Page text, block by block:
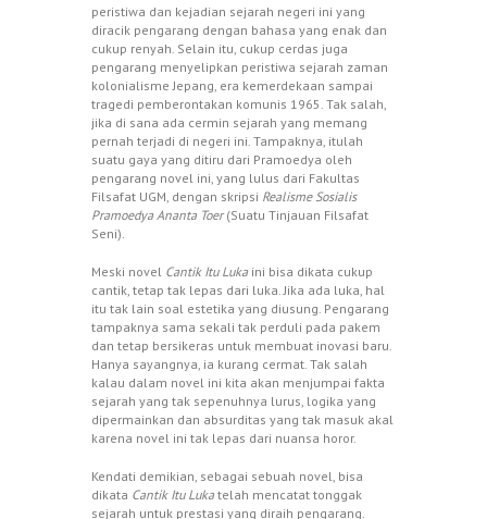
peristiwa dan kejadian sejarah negeri ini yang
diracik pengarang dengan bahasa yang enak dan
cukup renyah. Selain itu, cukup cerdas juga
pengarang menyelipkan peristiwa sejarah zaman
kolonialisme Jepang, era kemerdekaan sampai
tragedi pemberontakan komunis 1965. Tak salah,
jika di sana ada cermin sejarah yang memang
pernah terjadi di negeri ini. Tampaknya, itulah
suatu gaya yang ditiru dari Pramoedya oleh
pengarang novel ini, yang lulus dari Fakultas
Filsafat UGM, dengan skripsi Realisme Sosialis
Pramoedya Ananta Toer(Suatu Tinjauan Filsafat
Seni).
Meski novel Cantik Itu Luka ini bisa dikata cukup
cantik, tetap tak lepas dari luka. Jika ada luka, hal
itu tak lain soal estetika yang diusung. Pengarang
tampaknya sama sekali tak perduli pada pakem
dan tetap bersikeras untuk membuat inovasi baru.
Hanya sayangnya, ia kurang cermat. Tak salah
kalau dalam novel ini kita akan menjumpai fakta
sejarah yang tak sepenuhnya lurus, logika yang
dipermainkan dan absurditas yang tak masuk akal
karena novel ini tak lepas dari nuansa horor.
Kendati demikian, sebagai sebuah novel, bisa
dikata Cantik Itu Luka telah mencatat tonggak
sejarah untuk prestasi yang diraih pengarang.